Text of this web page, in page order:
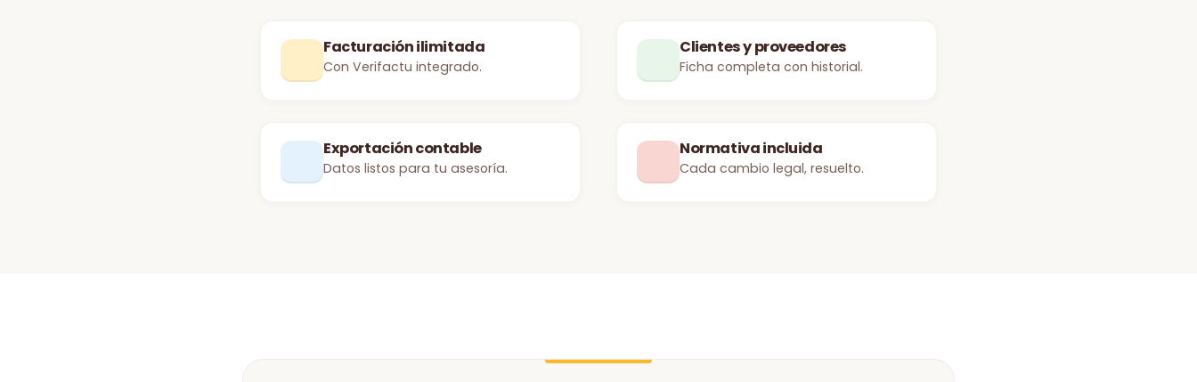
Facturación ilimitada
Con Verifactu integrado.
Clientes y proveedores
Ficha completa con historial.
Exportación contable
Datos listos para tu asesoría.
Normativa incluida
Cada cambio legal, resuelto.